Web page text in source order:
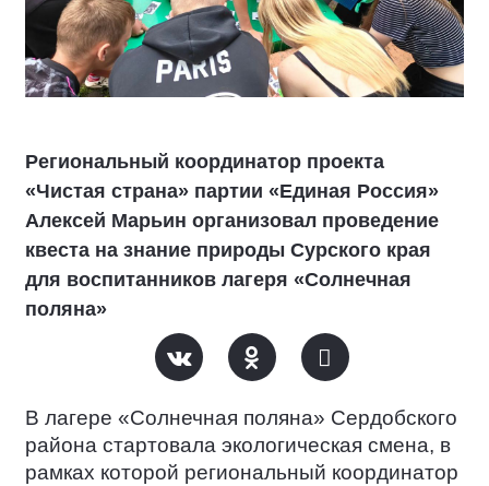
Региональный координатор проекта
«Чистая страна» партии «Единая Россия»
Алексей Марьин организовал проведение
квеста на знание природы Сурского края
для воспитанников лагеря «Солнечная
поляна»
В лагере «Солнечная поляна» Сердобского
района стартовала экологическая смена, в
рамках которой региональный координатор